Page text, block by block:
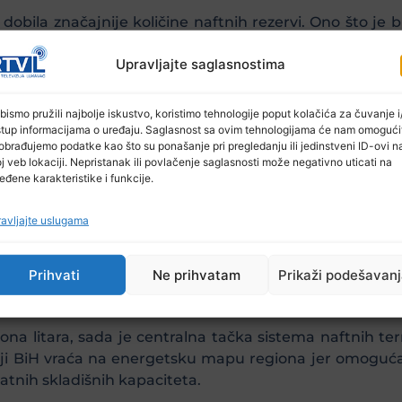
Upravljajte saglasnostima
pružili najbolje iskustvo, koristimo tehnologije poput kolačića za čuvanje
informacijama o uređaju. Saglasnost sa ovim tehnologijama će nam
podatke kao što su ponašanje pri pregledanju ili jedinstveni ID-ovi
veb lokaciji. Nepristanak ili povlačenje saglasnosti može negativno uticati na
karakteristike i funkcije.
uslugama
Prihvati Ne prihvatam Prikaži
značajnije količine naftnih rezervi. Ono što je
putnički promet Željeznica FBiH
transportom pokazale da su pouzdan i
ostvariti su značajni.”
smjeru, ali da pravi izazovi tek slijede.
profesor na Međunarodnom Burch univerzitetu
znači jedan korak Bosne i
što je na redu je ostvariti nezavisnost od
litara, sada je centralna tačka sistema naftnih
BiH vraća na energetsku mapu regiona jer
skladišnih kapaciteta.